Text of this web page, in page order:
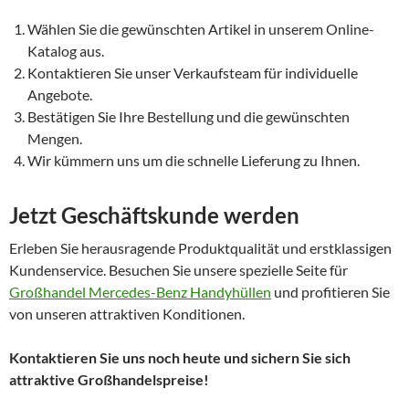
Wählen Sie die gewünschten Artikel in unserem Online-
Katalog aus.
Kontaktieren Sie unser Verkaufsteam für individuelle
Angebote.
Bestätigen Sie Ihre Bestellung und die gewünschten
Mengen.
Wir kümmern uns um die schnelle Lieferung zu Ihnen.
Jetzt Geschäftskunde werden
Erleben Sie herausragende Produktqualität und erstklassigen
Kundenservice. Besuchen Sie unsere spezielle Seite für
Großhandel Mercedes-Benz Handyhüllen und profitieren Sie
von unseren attraktiven Konditionen.
Kontaktieren Sie uns noch heute und sichern Sie sich
attraktive Großhandelspreise!